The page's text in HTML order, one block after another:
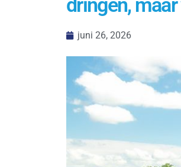
dringen,
juni 26, 2026